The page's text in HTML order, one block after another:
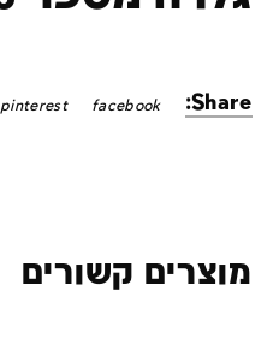
Share:
facebook
pinterest
מוצרים קשורים